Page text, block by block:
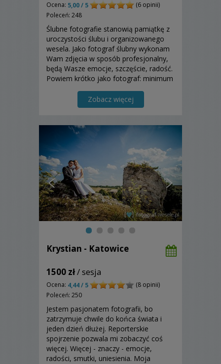
Ocena: 5,00 / 5
(6 opinii)
Poleceń: 248
Ślubne fotografie stanowią pamiątkę z
uroczystości ślubu i organizowanego
wesela. Jako fotograf ślubny wykonam
Wam zdjęcia w sposób profesjonalny,
będą Wasze emocje, szczęście, radość.
Powiem krótko jako fotograf: minimum
Zobacz więcej
Krystian - Katowice
1500 zł/ sesja
Ocena: 4,44 / 5
(8 opinii)
Poleceń: 250
Jestem pasjonatem fotografii, bo
zatrzymuje chwile do końca świata i
jeden dzień dłużej. Reporterskie
spojrzenie pozwala mi zobaczyć coś
więcej. Więcej - znaczy - emocje,
radości, smutki, uniesienia. Moja